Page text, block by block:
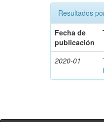
Resultados
Fecha de
publicación
2020-01